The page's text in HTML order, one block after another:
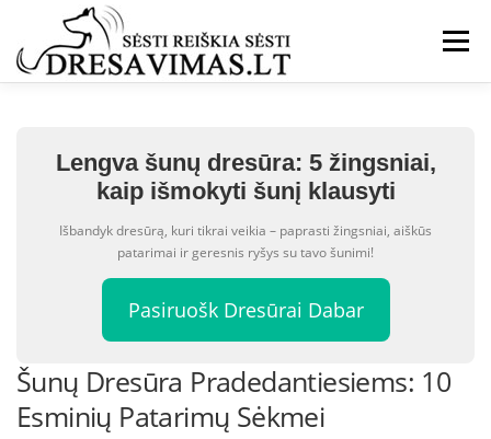
turinio
Meniu
Lengva šunų dresūra: 5 žingsniai,
kaip išmokyti šunį klausyti
Išbandyk dresūrą, kuri tikrai veikia – paprasti žingsniai, aiškūs
patarimai ir geresnis ryšys su tavo šunimi!
Pasiruošk Dresūrai Dabar
Šunų Dresūra Pradedantiesiems: 10
Esminių Patarimų Sėkmei